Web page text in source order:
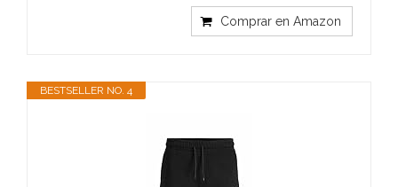
Comprar en Amazon
BESTSELLER NO. 4